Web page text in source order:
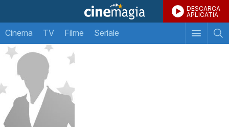
DESCARCA
APLICATIA
Cinema TV Filme Seriale